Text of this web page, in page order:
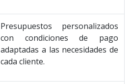
Presupuestos personalizados
con condiciones de pago
adaptadas a las necesidades de
cada cliente.